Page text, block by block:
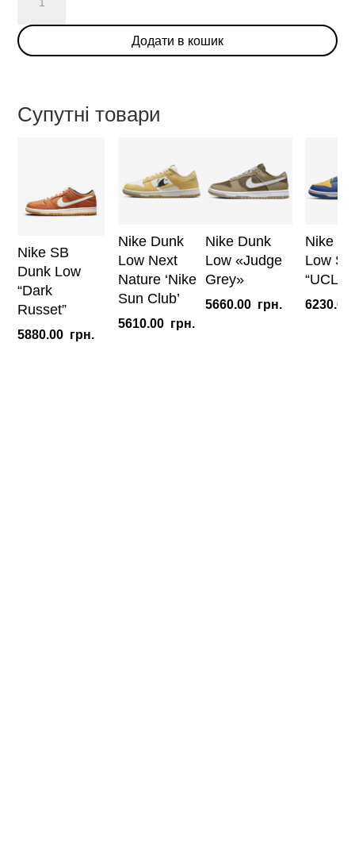
Dunk
Low
Додати в кошик
Супутні товари
Nike SB
Dunk Low
“Dark
Russet”
5880.00 грн.
Nike Dunk
Low Next
Nature ‘Nike
Sun Club’
5610.00 грн.
Nike Dunk
Low «Judge
Grey»
5660.00 грн.
Nike
Low
“UCLA”
6230.00